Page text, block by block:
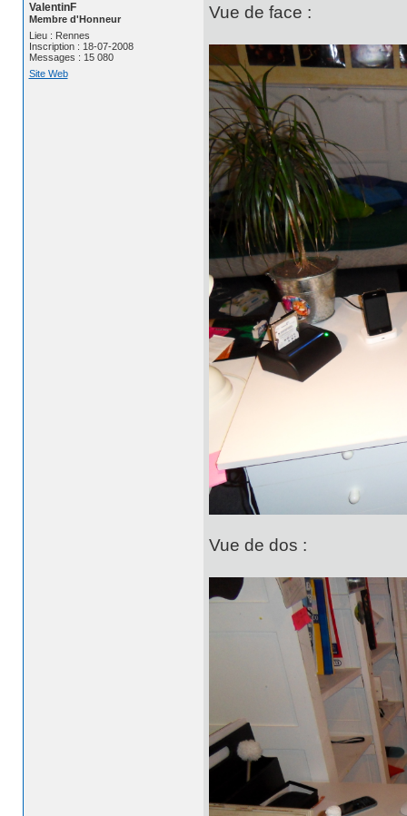
ValentinF
Membre d'Honneur
Lieu : Rennes
Inscription : 18-07-2008
Messages : 15 080
Site Web
Vue de face :
Vue de dos :